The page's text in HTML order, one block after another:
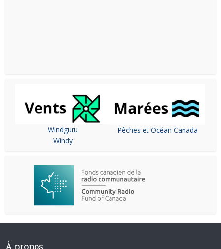
Windguru
Windy
Pêches et Océan Canada
À propos